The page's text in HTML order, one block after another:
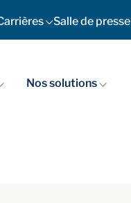
Salle de presse
Nos solutions